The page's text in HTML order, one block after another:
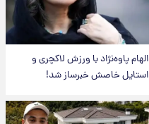
الهام پاوه‌نژاد با ورزش لاکچری و
استایل خاصش خبرساز شد!